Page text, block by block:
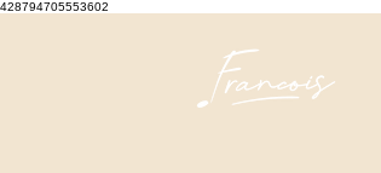
428794705553602